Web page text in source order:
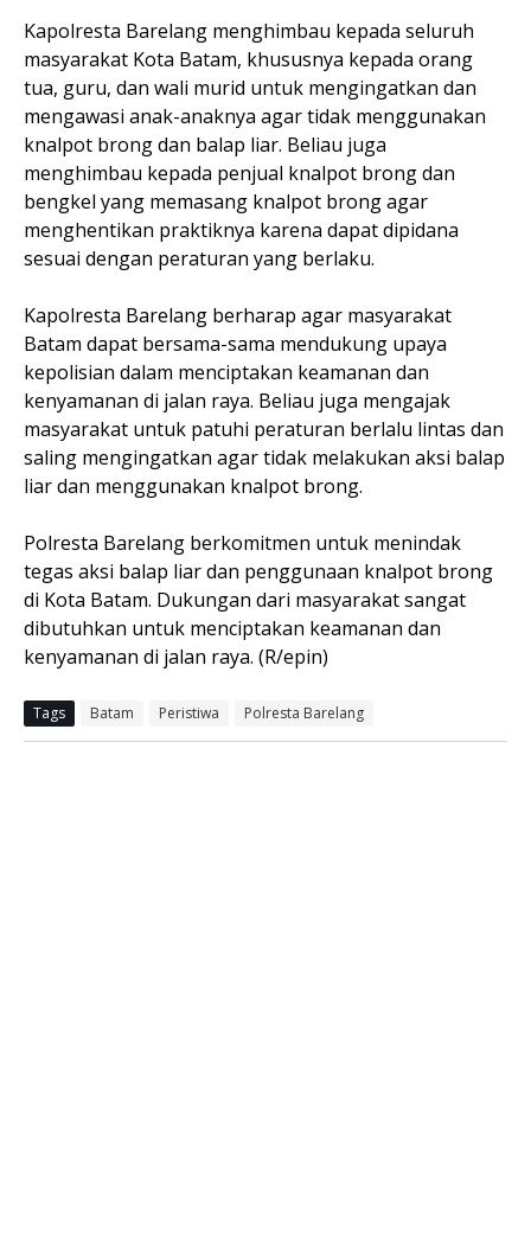
Kapolresta Barelang menghimbau kepada seluruh
masyarakat Kota Batam, khususnya kepada orang
tua, guru, dan wali murid untuk mengingatkan dan
mengawasi anak-anaknya agar tidak menggunakan
knalpot brong dan balap liar. Beliau juga
menghimbau kepada penjual knalpot brong dan
bengkel yang memasang knalpot brong agar
menghentikan praktiknya karena dapat dipidana
sesuai dengan peraturan yang berlaku.
Kapolresta Barelang berharap agar masyarakat
Batam dapat bersama-sama mendukung upaya
kepolisian dalam menciptakan keamanan dan
kenyamanan di jalan raya. Beliau juga mengajak
masyarakat untuk patuhi peraturan berlalu lintas dan
saling mengingatkan agar tidak melakukan aksi balap
liar dan menggunakan knalpot brong.
Polresta Barelang berkomitmen untuk menindak
tegas aksi balap liar dan penggunaan knalpot brong
di Kota Batam. Dukungan dari masyarakat sangat
dibutuhkan untuk menciptakan keamanan dan
kenyamanan di jalan raya. (R/epin)
Tags Batam Peristiwa Polresta Barelang